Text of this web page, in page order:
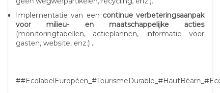
Implementatie van een continue verbeteringsaanpak
voor milieu- en maatschappelijke acties
(monitoringtabellen, actieplannen, informatie voor
gasten, website, enz.) .